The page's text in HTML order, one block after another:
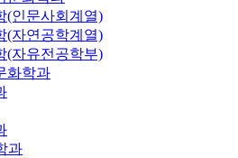
(인문사회계열)
(자연공학계열)
(자유전공학부)
화학과
과